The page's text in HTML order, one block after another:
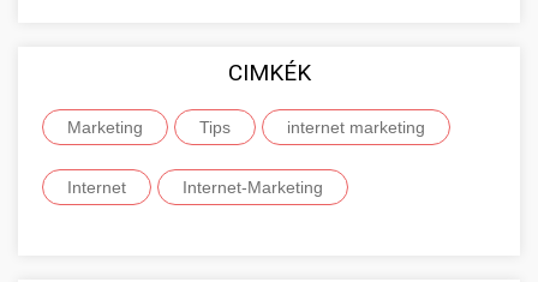
CIMKÉK
Marketing Tips internet marketing
Internet Internet-Marketing